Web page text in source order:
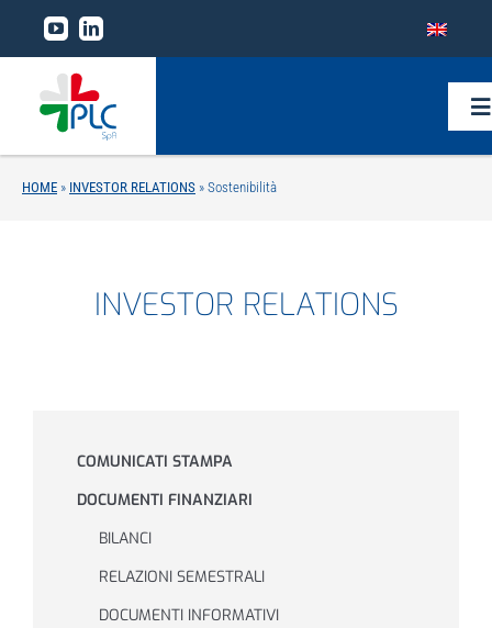
contenuto
Home
HOME » INVESTOR RELATIONS » Sostenibilità
INVESTOR RELATIONS
COMUNICATI STAMPA
DOCUMENTI FINANZIARI
BILANCI
RELAZIONI SEMESTRALI
DOCUMENTI INFORMATIVI